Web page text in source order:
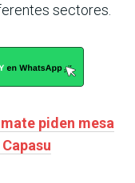
sectores.
piden mesa